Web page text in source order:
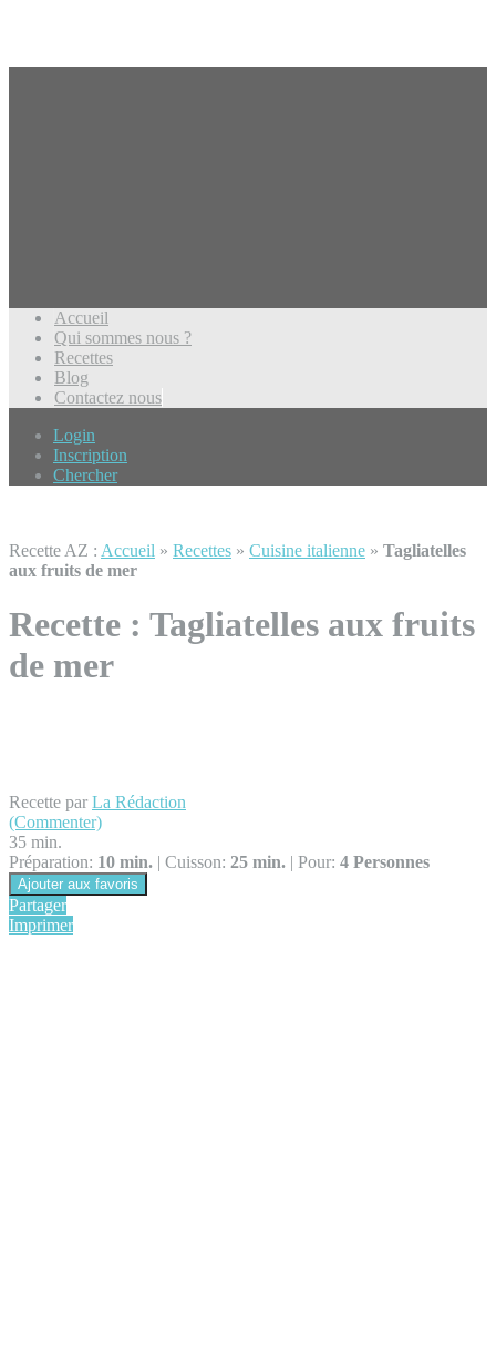
Accueil
Qui sommes nous ?
Recettes
Blog
Contactez nous
Login
Inscription
Chercher
Recette AZ : Accueil » Recettes » Cuisine italienne » Tagliatelles
aux fruits de mer
Recette : Tagliatelles aux fruits
de mer
Recette par La Rédaction
(Commenter)
35 min.
Préparation: 10 min. | Cuisson: 25 min. | Pour: 4 Personnes
Ajouter aux favoris
Partager
Imprimer